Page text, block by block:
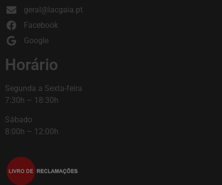
geral@lacgaia.pt
Facebook
Google
Horário
Segunda a Sexta-feira
7:30h – 18:30h
Sábado
8:00h – 12:00h